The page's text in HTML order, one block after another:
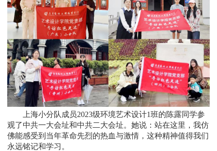
上海小分队成员2023级环境艺术设计1班的陈露同学参
观了中共一大会址和中共二大会址。她说：站在这里，我仿
佛能感受到当年革命先烈的热血与激情，这种精神值得我们
永远铭记和学习。